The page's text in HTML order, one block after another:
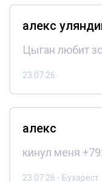
алекс
Цыган любит
23.07.26
алекс
кинул меня
23.07.26 - Бухарест